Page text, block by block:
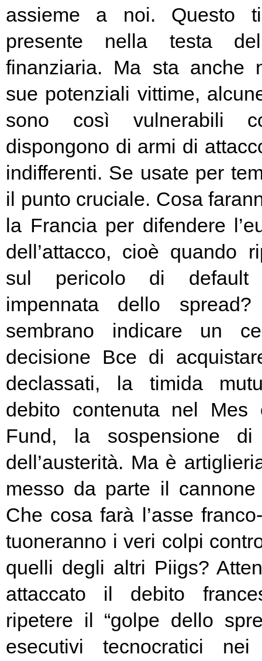
assieme a noi. Questo
presente nella testa
finanziaria. Ma sta anche
sue potenziali vittime,
sono così vulnerabili
dispongono di armi di
indifferenti. Se usate per
il punto cruciale. Cosa
la Francia per difendere
dell’attacco, cioè quando
sul pericolo di default
impennata dello
sembrano indicare un
decisione Bce di
declassati, la timida
debito contenuta nel Mes
Fund, la sospensione di
dell’austerità. Ma è
messo da parte il
Che cosa farà l’asse
tuoneranno i veri colpi
quelli degli altri Piigs?
attaccato il debito
ripetere il “golpe dello
esecutivi tecnocratici